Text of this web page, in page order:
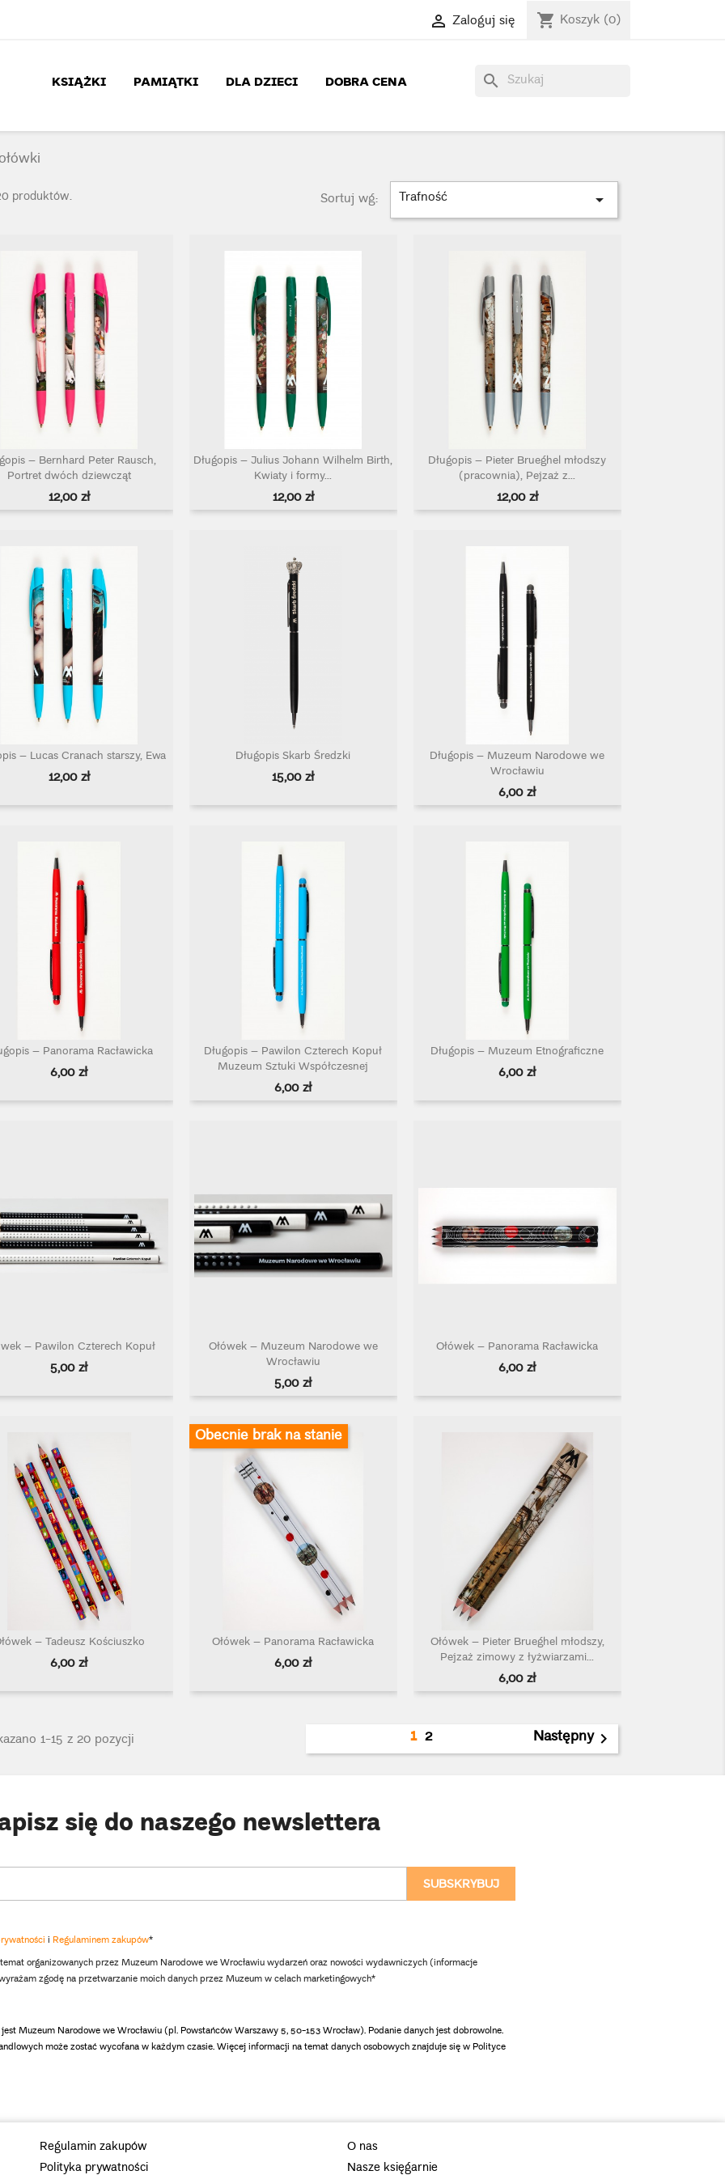
 Zaloguj się shopping_cart Koszyk (0)
KSIĄŻKI PAMIĄTKI DLA DZIECI DOBRA CENA search
produktów. Sortuj wg: Trafność 
– Bernhard Peter Rausch,
Portret dwóch dziewcząt
Cena
12,00 zł
Szybki podgląd
Długopis – Julius Johann Wilhelm Birth,
Kwiaty i formy...
Cena
12,00 zł
Szybki podgląd
Długopis – Pieter Brueghel młodszy
(pracownia), Pejzaż z...
Cena
12,00 zł
Szybki podgląd
– Lucas Cranach starszy, Ewa
Cena
12,00 zł
Szybki podgląd Długopis Skarb Średzki
Cena
15,00 zł
Szybki podgląd
Długopis – Muzeum Narodowe we
Wrocławiu
Cena
6,00 zł
Szybki podgląd
– Panorama Racławicka
Cena
6,00 zł
 Szybki podgląd
Długopis – Pawilon Czterech Kopuł
Muzeum Sztuki Współczesnej
Cena
6,00 zł
Szybki podgląd Długopis – Muzeum Etnograficzne
Cena
6,00 zł
Szybki podgląd
– Pawilon Czterech Kopuł
Cena
5,00 zł
Szybki podgląd
Ołówek – Muzeum Narodowe we
Wrocławiu
Cena
5,00 zł
Szybki podgląd Ołówek – Panorama Racławicka
Cena
6,00 zł
Szybki podgląd
– Tadeusz Kościuszko
Cena
6,00 zł
Szybki podgląd Ołówek – Panorama Racławicka
Cena
6,00 zł
Obecnie brak na stanie
Szybki podgląd
Ołówek – Pieter Brueghel młodszy,
Pejzaż zimowy z łyżwiarzami...
Cena
6,00 zł
Szybki podgląd
1-15 z 20 pozycji 1 2 Następny
się do naszego newslettera
i Regulaminem zakupów*
organizowanych przez Muzeum Narodowe we Wrocławiu wydarzeń oraz nowości wydawniczych (informacje
zgodę na przetwarzanie moich danych przez Muzeum w celach marketingowych*
Muzeum Narodowe we Wrocławiu (pl. Powstańców Warszawy 5, 50-153 Wrocław). Podanie danych jest dobrowolne.
może zostać wycofana w każdym czasie. Więcej informacji na temat danych osobowych znajduje się w Polityce
Regulamin zakupów
Polityka prywatności
O nas
Nasze księgarnie